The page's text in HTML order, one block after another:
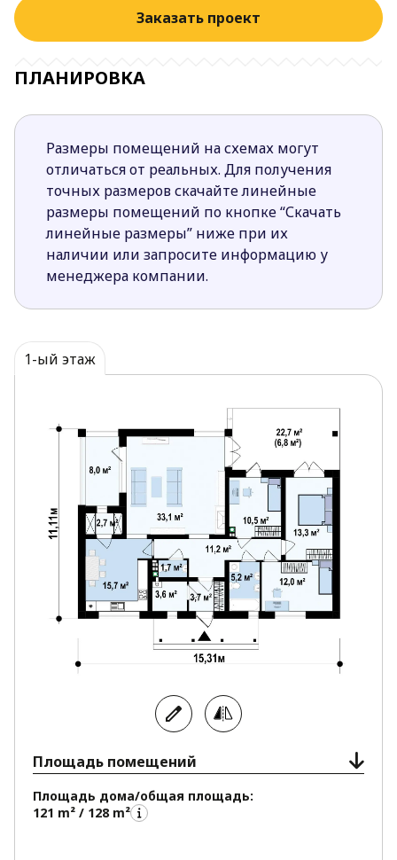
Заказать проект
ПЛАНИРОВКА
Размеры помещений на схемах могут
отличаться от реальных. Для получения
точных размеров скачайте линейные
размеры помещений по кнопке “Скачать
линейные размеры” ниже при их
наличии или запросите информацию у
менеджера компании.
1-ый этаж
Площадь помещений
Площадь дома/общая площадь:
121 m² / 128 m²